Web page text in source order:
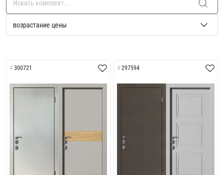
300721 297594